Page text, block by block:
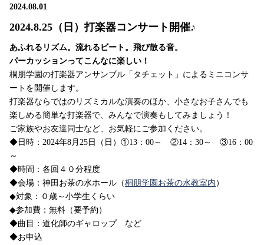
2024.08.01
2024.8.25（日）打楽器コンサート開催♪
あふれるリズム。流れるビート。飛び散る音。
パーカッションってこんなに楽しい！
桐朋学園の打楽器アンサンブル「タチェット」によるミニコンサ
ートを開催します。
打楽器ならではのリズミカルな演奏のほか、小さなお子さんでも
楽しめる簡単な打楽器で、みんなで演奏もしてみましょう！
ご家族やお友達同士など、お気軽にご参加ください。
◆日時：2024年8月25日（日）①13：00～ ②14：30～ ③16：00
～
◆時間：各回４０分程度
◆会場：神田お茶の水ホール（桐朋学園お茶の水教室内 ）
◆対象：０歳～小学生くらい
◆参加費：無料（要予約）
◆曲目：道化師のギャロップ など
◆お申込